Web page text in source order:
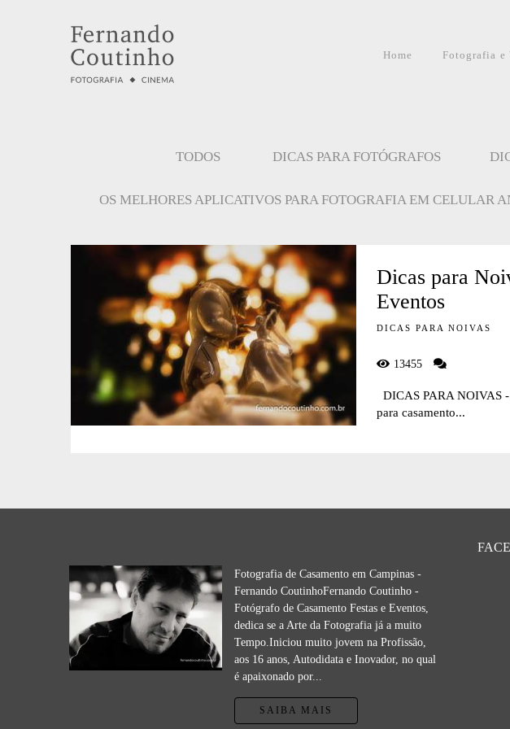
Home Fotografia e
TODOS DICAS PARA FOTÓGRAFOS
OS MELHORES APLICATIVOS PARA FOTOGRAFIA EM CELULAR
Dicas para
Eventos
DICAS PARA NOIVAS
13455
DICAS PARA
para casamento...
Fotografia de Casamento em Campinas -
Fernando CoutinhoFernando Coutinho -
Fotógrafo de Casamento Festas e Eventos,
dedica se a Arte da Fotografia já a muito
Tempo.Iniciou muito jovem na Profissão,
aos 16 anos, Autodidata e Inovador, no qual
é apaixonado por...
SAIBA MAIS